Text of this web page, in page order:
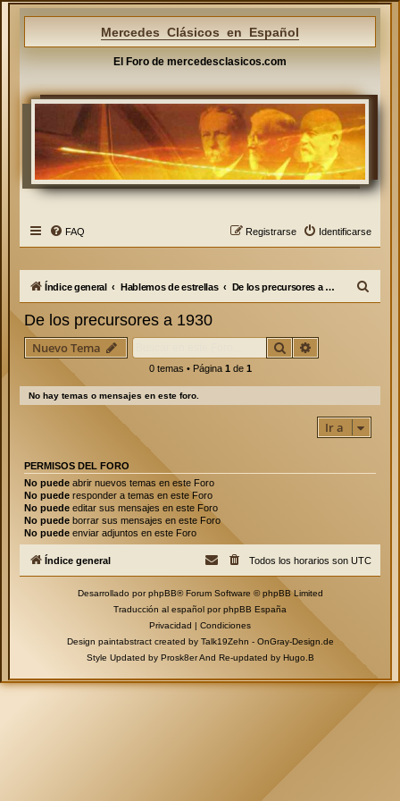
Mercedes Clásicos en Español
El Foro de mercedesclasicos.com
FAQ Identificarse
Registrarse
Índice general Hablemos de estrellas De los precursores a 1930
De los precursores a 1930
Nuevo Tema Buscar
0 temas • Página 1 de 1
No hay temas o mensajes en este foro.
Ir a
PERMISOS DEL FORO
No puede abrir nuevos temas en este Foro
No puede responder a temas en este Foro
No puede editar sus mensajes en este Foro
No puede borrar sus mensajes en este Foro
No puede enviar adjuntos en este Foro
Índice general Todos los horarios son UTC
Desarrollado porphpBB® Forum Software © phpBB Limited
Traducción al español porphpBB España
Privacidad | Condiciones
Design paintabstract created by Talk19Zehn - OnGray-Design.de
Style Updated by Prosk8erAnd Re-updated by Hugo.B